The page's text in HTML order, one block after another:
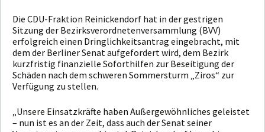
Die CDU-Fraktion Reinickendorf hat in der gestrigen
Sitzung der Bezirksverordnetenversammlung (BVV)
erfolgreich einen Dringlichkeitsantrag eingebracht, mit
dem der Berliner Senat aufgefordert wird, dem Bezirk
kurzfristig finanzielle Soforthilfen zur Beseitigung der
Schäden nach dem schweren Sommersturm „Ziros“ zur
Verfügung zu stellen.
„Unsere Einsatzkräfte haben Außergewöhnliches geleistet
– nun ist es an der Zeit, dass auch der Senat seiner